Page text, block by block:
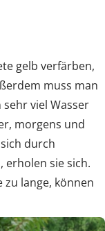
gelb verfärben,
muss man
viel Wasser
morgens und
durch
erholen sie sich.
zu lange, können